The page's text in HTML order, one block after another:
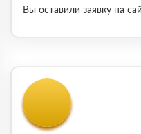
Вы оставили заявку на